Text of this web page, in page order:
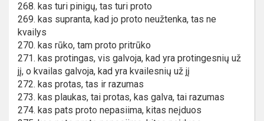
268. kas turi pinigų, tas turi proto
269. kas supranta, kad jo proto neužtenka, tas ne
kvailys
270. kas rūko, tam proto pritrūko
271. kas protingas, vis galvoja, kad yra protingesnių už
jį, o kvailas galvoja, kad yra kvailesnių už jį
272. kas protas, tas ir razumas
273. kas plaukas, tai protas, kas galva, tai razumas
274. kas pats proto nepasiima, kitas neįduos